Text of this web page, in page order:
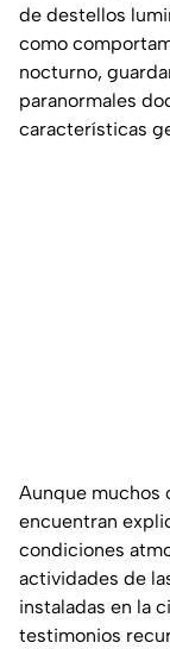
de destellos
como
nocturno,
paranormales
características
Aunque muchos
encuentran
condiciones
actividades de
instaladas en la
testimonios